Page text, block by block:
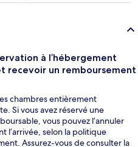
à l’hébergement
recevoir un remboursement
chambres entièrement
Si vous avez réservé une
vous pouvez l’annuler
l’arrivée, selon la politique
Assurez-vous de consulter la